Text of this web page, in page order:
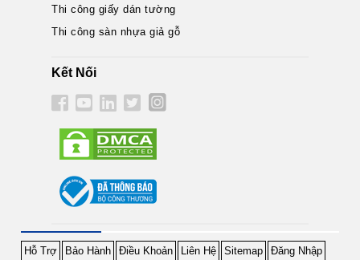
Thi công giấy dán tường
Thi công sàn nhựa giả gỗ
Kết Nối
Hỗ Trợ Bảo Hành Điều Khoản Liên Hệ Sitemap Đăng Nhập